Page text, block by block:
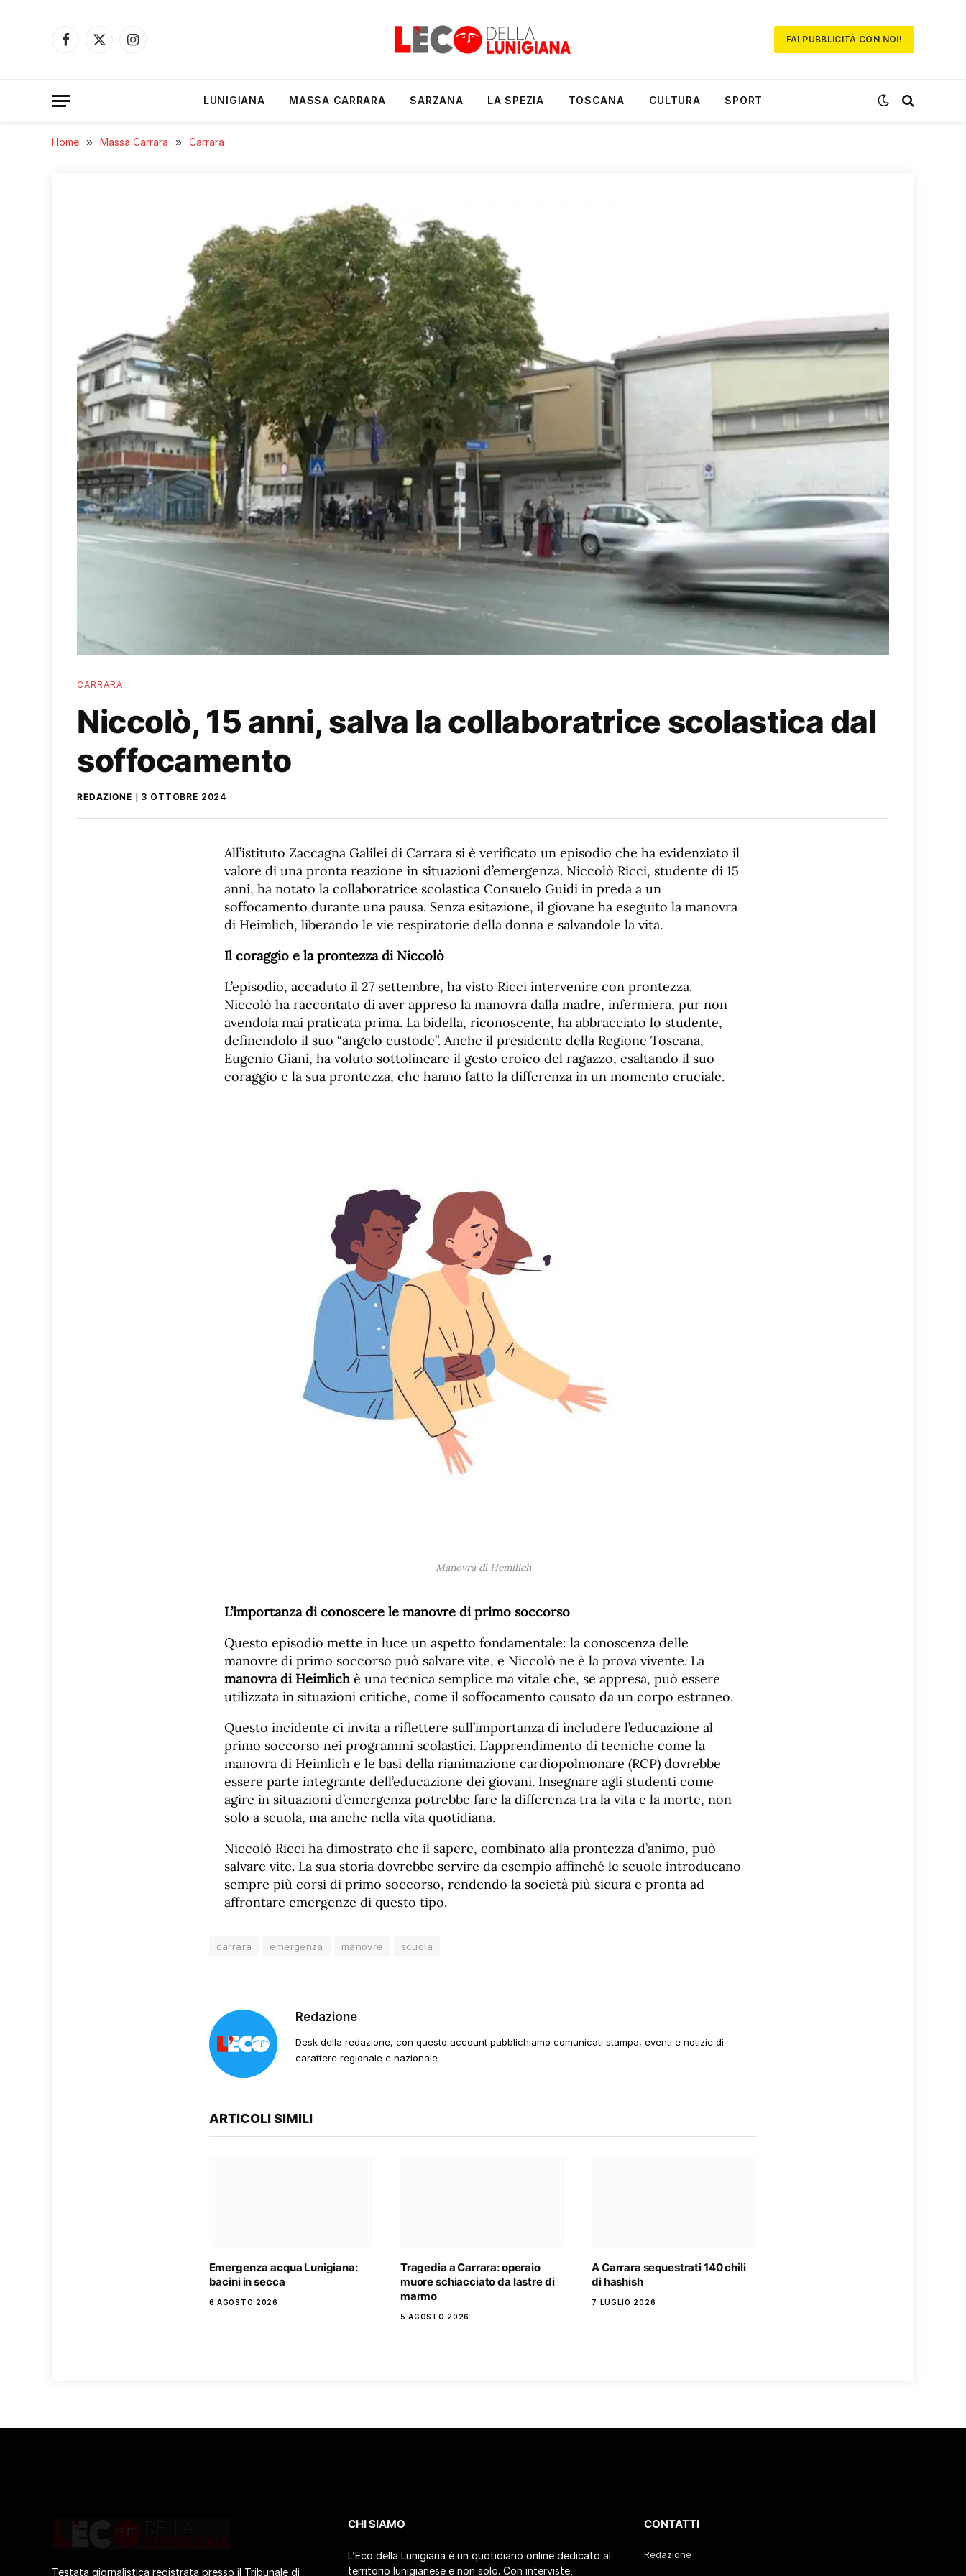
Facebook
X
Instagram
FAI PUBBLICITÀ CON NOI!
LUNIGIANA MASSA CARRARA SARZANA LA SPEZIA TOSCANA CULTURA SPORT
Home » Massa Carrara » Carrara
CARRARA
Niccolò, 15 anni, salva la collaboratrice scolastica dal
soffocamento
REDAZIONE 3 OTTOBRE 2024
All’istituto Zaccagna Galilei di Carrara si è verificato un episodio che ha evidenziato il
valore di una pronta reazione in situazioni d’emergenza. Niccolò Ricci, studente di 15
anni, ha notato la collaboratrice scolastica Consuelo Guidi in preda a un
soffocamento durante una pausa. Senza esitazione, il giovane ha eseguito la manovra
di Heimlich, liberando le vie respiratorie della donna e salvandole la vita.
Il coraggio e la prontezza di Niccolò
L’episodio, accaduto il 27 settembre, ha visto Ricci intervenire con prontezza.
Niccolò ha raccontato di aver appreso la manovra dalla madre, infermiera, pur non
avendola mai praticata prima. La bidella, riconoscente, ha abbracciato lo studente,
definendolo il suo “angelo custode”. Anche il presidente della Regione Toscana,
Eugenio Giani, ha voluto sottolineare il gesto eroico del ragazzo, esaltando il suo
coraggio e la sua prontezza, che hanno fatto la differenza in un momento cruciale.
Manovra di Hemilich
L’importanza di conoscere le manovre di primo soccorso
Questo episodio mette in luce un aspetto fondamentale: la conoscenza delle
manovre di primo soccorso può salvare vite, e Niccolò ne è la prova vivente. La
manovra di Heimlich è una tecnica semplice ma vitale che, se appresa, può essere
utilizzata in situazioni critiche, come il soffocamento causato da un corpo estraneo.
Questo incidente ci invita a riflettere sull’importanza di includere l’educazione al
primo soccorso nei programmi scolastici. L’apprendimento di tecniche come la
manovra di Heimlich e le basi della rianimazione cardiopolmonare (RCP) dovrebbe
essere parte integrante dell’educazione dei giovani. Insegnare agli studenti come
agire in situazioni d’emergenza potrebbe fare la differenza tra la vita e la morte, non
solo a scuola, ma anche nella vita quotidiana.
Niccolò Ricci ha dimostrato che il sapere, combinato alla prontezza d’animo, può
salvare vite. La sua storia dovrebbe servire da esempio affinché le scuole introducano
sempre più corsi di primo soccorso, rendendo la società più sicura e pronta ad
affrontare emergenze di questo tipo.
carrara emergenza manovre scuola
Redazione
Desk della redazione, con questo account pubblichiamo comunicati stampa, eventi e notizie di
carattere regionale e nazionale
ARTICOLI SIMILI
Emergenza acqua Lunigiana:
bacini in secca
6 AGOSTO 2026
Tragedia a Carrara: operaio
muore schiacciato da lastre di
marmo
5 AGOSTO 2026
A Carrara sequestrati 140 chili
di hashish
7 LUGLIO 2026
Testata giornalistica registrata presso il Tribunale di
CHI SIAMO
L’Eco della Lunigiana è un quotidiano online dedicato al
territorio lunigianese e non solo. Con interviste,
CONTATTI
Redazione